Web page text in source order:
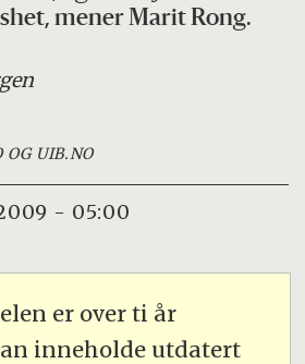
mener Marit Rong.
OG UIB.NO
- 05:00
er over ti år
inneholde utdatert